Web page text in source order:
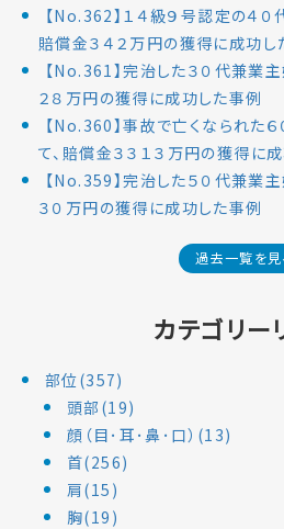
【No.362】１４級９号認定の４
賠償金３４２万円の獲得に成功し
【No.361】完治した３０代兼業
２８万円の獲得に成功した事例
【No.360】事故で亡くなられた
て、賠償金３３１３万円の獲得に
【No.359】完治した５０代兼業
３０万円の獲得に成功した事例
過去一覧を見
カテゴリー
部位(357)
頭部(19)
顔（目･耳･鼻･口）(13)
首(256)
肩(15)
胸(19)